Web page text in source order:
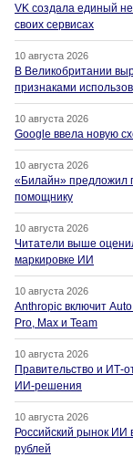
VK создала единый
своих сервисах
10 августа 2026
В Великобритании
признаками
10 августа 2026
Google ввела новую
10 августа 2026
«Билайн» предложил
помощнику
10 августа 2026
Читатели выше
маркировке ИИ
10 августа 2026
Anthropic включит
Pro, Max и Team
10 августа 2026
Правительство и ИТ-
ИИ-решения
10 августа 2026
Российский рынок ИИ
рублей